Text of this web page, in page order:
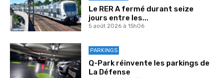
Le RER A fermé durant seize
jours entre les...
5 août 2026 à 15h06
PARKINGS
Q-Park réinvente les parkings de
La Défense